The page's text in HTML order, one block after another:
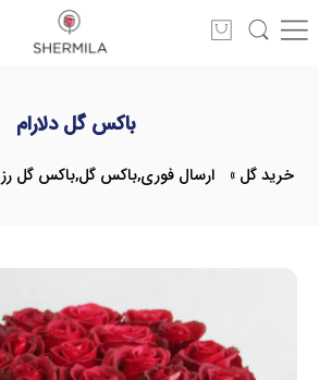
باکس گل دلارام
خرید گل » ارسال فوری,باکس گل,باکس گل رز